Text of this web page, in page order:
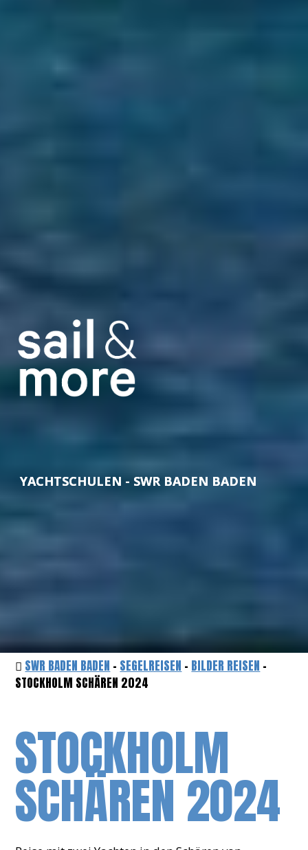
YACHTSCHULEN - SWR BADEN BADEN
SWR BADEN BADEN - SEGELREISEN - BILDER REISEN -
STOCKHOLM SCHÄREN 2024
STOCKHOLM
SCHÄREN 2024